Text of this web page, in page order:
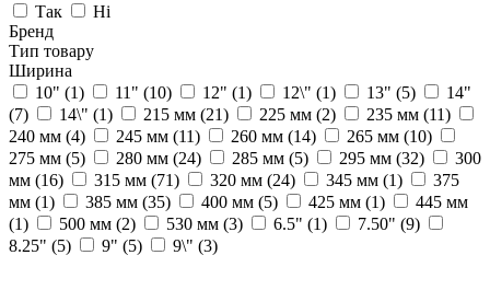
Так
Ні
Бренд
Тип товару
Ширина
10" (1) 11" (10) 12" (1) 12\" (1) 13" (5)
14"
(7)
14\" (1) 215 мм (21) 225 мм (2) 235 мм (11)
240 мм (4) 245 мм (11) 260 мм (14) 265 мм (10)
275 мм (5) 280 мм (24) 285 мм (5) 295 мм (32)
300
мм (16) 315 мм (71) 320 мм (24) 345 мм (1)
375
мм (1) 385 мм (35) 400 мм (5) 425 мм (1)
445 мм
(1)
500 мм (2) 530 мм (3) 6.5" (1) 7.50" (9)
8.25" (5) 9" (5) 9\" (3)